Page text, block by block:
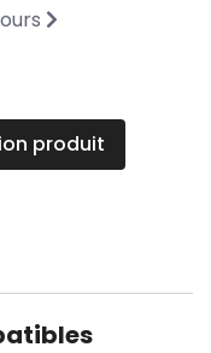
produit